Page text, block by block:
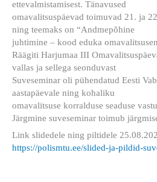
ettevalmistamisest. Tänavused
omavalitsuspäevad toimuvad 21. ja
ning teemaks on “Andmepõhine
juhtimine – kood eduka
Räägiti Harjumaa III
vallas ja sellega seonduvast
Suveseminar oli pühendatud Eesti
aastapäevale ning kohaliku
omavalitsuse korralduse seaduse
Järgmine suveseminar toimub
Link slidedele ning piltidele
https://polismtu.ee/slided-ja-pildid-